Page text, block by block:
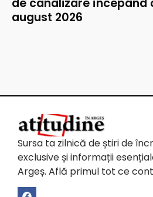
august 2026
Sursa ta zilnică de știri de
exclusive și informații
Argeș. Află primul tot ce